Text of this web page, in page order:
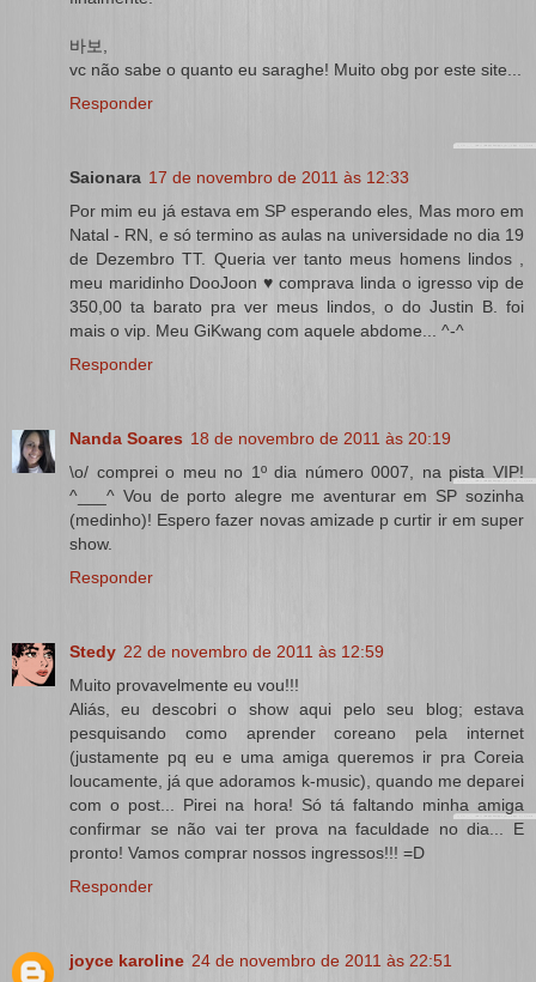
바보,
vc não sabe o quanto eu saraghe! Muito obg por este site...
Responder
Saionara 17 de novembro de 2011 às 12:33
Por mim eu já estava em SP esperando eles, Mas moro em
Natal - RN, e só termino as aulas na universidade no dia 19
de Dezembro TT. Queria ver tanto meus homens lindos ,
meu maridinho DooJoon ♥ comprava linda o igresso vip de
350,00 ta barato pra ver meus lindos, o do Justin B. foi
mais o vip. Meu GiKwang com aquele abdome... ^-^
Responder
Nanda Soares 18 de novembro de 2011 às 20:19
\o/ comprei o meu no 1º dia número 0007, na pista VIP!
^___^ Vou de porto alegre me aventurar em SP sozinha
(medinho)! Espero fazer novas amizade p curtir ir em super
show.
Responder
Stedy 22 de novembro de 2011 às 12:59
Muito provavelmente eu vou!!!
Aliás, eu descobri o show aqui pelo seu blog; estava
pesquisando como aprender coreano pela internet
(justamente pq eu e uma amiga queremos ir pra Coreia
loucamente, já que adoramos k-music), quando me deparei
com o post... Pirei na hora! Só tá faltando minha amiga
confirmar se não vai ter prova na faculdade no dia... E
pronto! Vamos comprar nossos ingressos!!! =D
Responder
joyce karoline 24 de novembro de 2011 às 22:51